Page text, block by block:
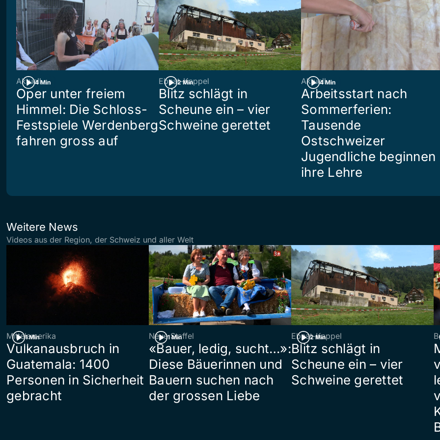
4 Min
Aktuell
Oper unter freiem
Himmel: Die Schloss-
Festspiele Werdenberg
fahren gross auf
2 Min
Ebnat-Kappel
Blitz schlägt in
Scheune ein – vier
Schweine gerettet
4 Min
Aktuell
Arbeitsstart nach
Sommerferien:
Tausende
Ostschweizer
Jugendliche beginnen
ihre Lehre
Weitere News
Videos aus der Region, der Schweiz und aller Welt
1 Min
Mittelamerika
Vulkanausbruch in
Guatemala: 1400
Personen in Sicherheit
gebracht
1 Min
Neue Staffel
«Bauer, ledig, sucht…»:
Diese Bäuerinnen und
Bauern suchen nach
der grossen Liebe
2 Min
Ebnat-Kappel
Blitz schlägt in
Scheune ein – vier
Schweine gerettet